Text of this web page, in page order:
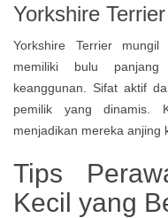
Yorkshire Terrier
Yorkshire Terrier
memiliki bulu
keanggunan. Sifat aktif
pemilik yang dinamis.
menjadikan mereka anjing
Tips
Kecil yang